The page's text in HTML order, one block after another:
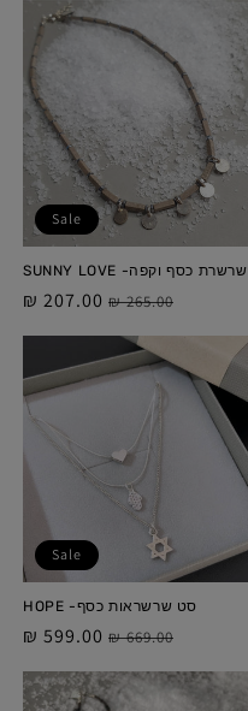
Sale
שרשרת כסף וקפה- SUNNY LOVE
מחיר
265.00 ₪
מחיר
207.00 ₪
Sale
סט שרשראות כסף- HOPE
מחיר
669.00 ₪
מחיר
599.00 ₪